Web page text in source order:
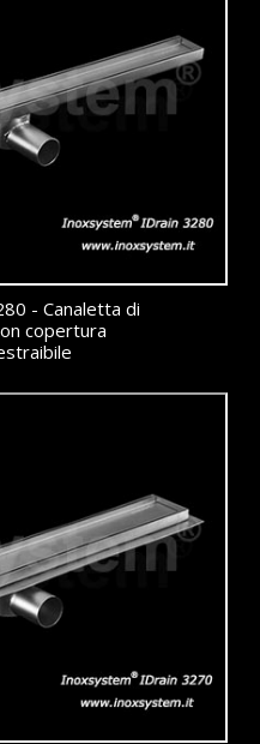
- Canaletta di
copertura